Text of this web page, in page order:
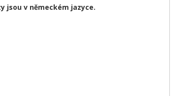
jsou v německém jazyce.